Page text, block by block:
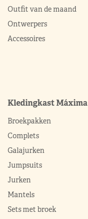
Outfit van de maand
Ontwerpers
Accessoires
Kledingkast Máxima
Broekpakken
Complets
Galajurken
Jumpsuits
Jurken
Mantels
Sets met broek